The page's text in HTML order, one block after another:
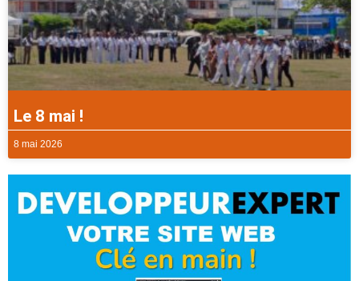
Le 8 mai !
8 mai 2026